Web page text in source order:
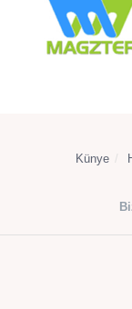
Künye